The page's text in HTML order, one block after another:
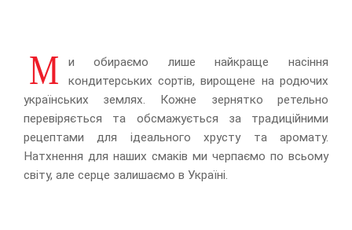
М
и обираємо лише найкраще насіння
кондитерських сортів, вирощене на родючих
українських землях. Кожне зернятко ретельно
перевіряється та обсмажується за традиційними
рецептами для ідеального хрусту та аромату.
Натхнення для наших смаків ми черпаємо по всьому
світу, але серце залишаємо в Україні.